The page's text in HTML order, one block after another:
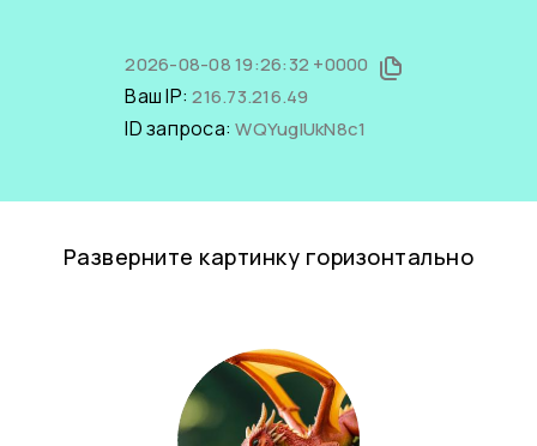
2026-08-08 19:26:32 +0000
Ваш IP:216.73.216.49
ID запроса:WQYuglUkN8c1
Разверните картинку горизонтально